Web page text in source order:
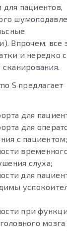
пациентов,
Впрочем, все
и нередко
сканирования.
S предлагает
для
для
с пациентом;
слуха;
для
при